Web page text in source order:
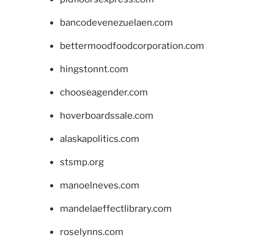
bancodevenezuelaen.com
bettermoodfoodcorporation.com
hingstonnt.com
chooseagender.com
hoverboardssale.com
alaskapolitics.com
stsmp.org
manoelneves.com
mandelaeffectlibrary.com
roselynns.com